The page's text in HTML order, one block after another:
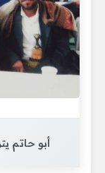
أبو حاتم